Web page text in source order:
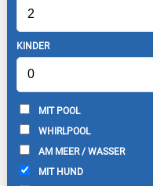
KINDER
MIT POOL
WHIRLPOOL
AM MEER / WASSER
MIT HUND